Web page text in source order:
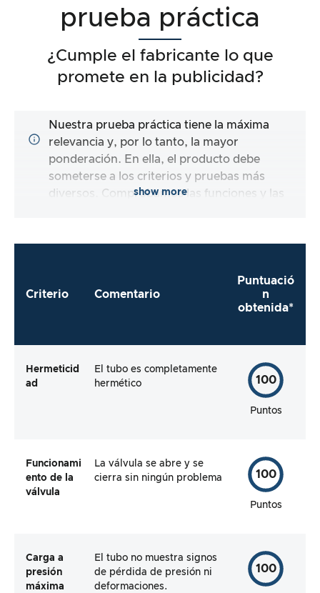
prueba práctica
¿Cumple el fabricante lo que
promete en la publicidad?
Nuestra prueba práctica tiene la máxima
relevancia y, por lo tanto, la mayor
ponderación. En ella, el producto debe
someterse a los criterios y pruebas más
diversos. Comprobamos las funciones y las
show more
Criterio Comentario
Puntuació
n
obtenida*
Hermeticid
ad
El tubo es completamente
hermético
100
Puntos
Funcionami
ento de la
válvula
La válvula se abre y se
cierra sin ningún problema
100
Puntos
Carga a
presión
máxima
El tubo no muestra signos
de pérdida de presión ni
deformaciones.
100